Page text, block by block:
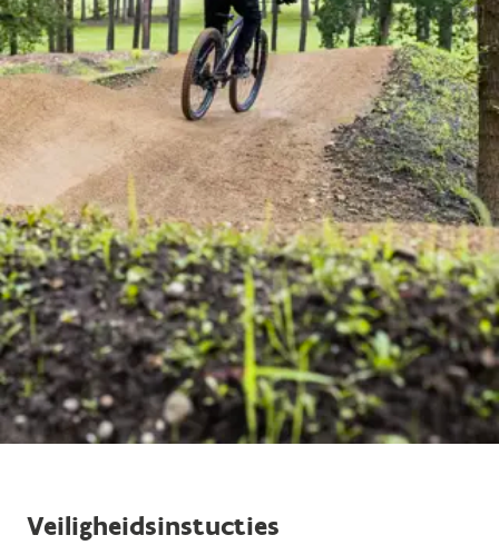
Veiligheidsinstucties